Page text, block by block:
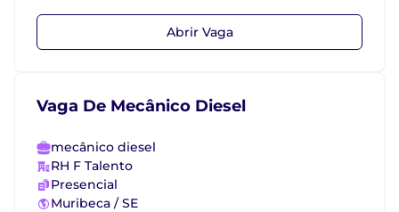
Abrir Vaga
Vaga De Mecânico Diesel
mecânico diesel
RH F Talento
Presencial
Muribeca / SE